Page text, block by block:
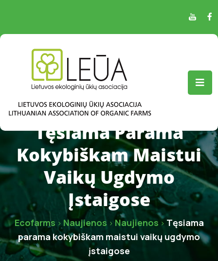
Tęsiama Parama
Kokybiškam Maistui
Vaikų Ugdymo
Įstaigose
Ecofarms > Naujienos> Naujienos > Tęsiama
parama kokybiškam maistui vaikų ugdymo
įstaigose